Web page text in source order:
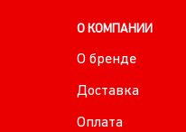
О КОМПАНИИ
О бренде
Доставка
Оплата